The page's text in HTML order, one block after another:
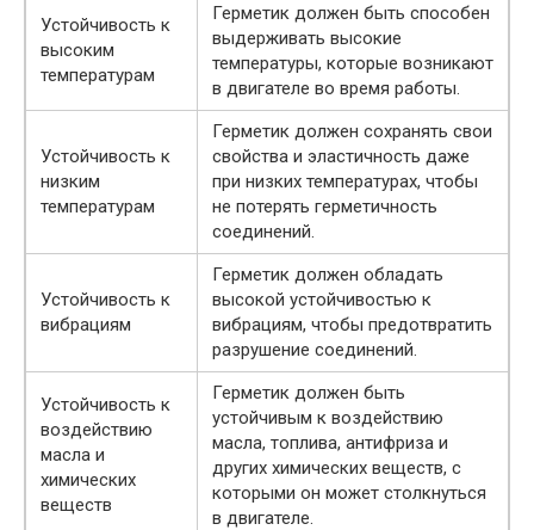
Устойчивость к
высоким
температурам
Герметик должен быть способен
выдерживать высокие
температуры, которые возникают
в двигателе во время работы.
Устойчивость к
низким
температурам
Герметик должен сохранять свои
свойства и эластичность даже
при низких температурах, чтобы
не потерять герметичность
соединений.
Устойчивость к
вибрациям
Герметик должен обладать
высокой устойчивостью к
вибрациям, чтобы предотвратить
разрушение соединений.
Устойчивость к
воздействию
масла и
химических
веществ
Герметик должен быть
устойчивым к воздействию
масла, топлива, антифриза и
других химических веществ, с
которыми он может столкнуться
в двигателе.